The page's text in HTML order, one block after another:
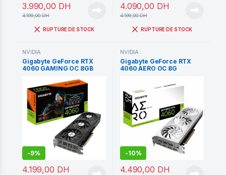
3.990,00 DH
4.199,00DH
RUPTURE DE STOCK
4.090,00 DH
4.199,00DH
RUPTURE DE STOCK
NVIDIA
Gigabyte GeForce RTX
4060 GAMING OC 8GB
-9%
4.199,00 DH
NVIDIA
Gigabyte GeForce RTX
4060 AERO OC 8G
-10%
4.490,00 DH